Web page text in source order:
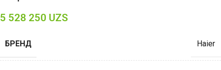
5 528 250 UZS
БРЕНД Haier